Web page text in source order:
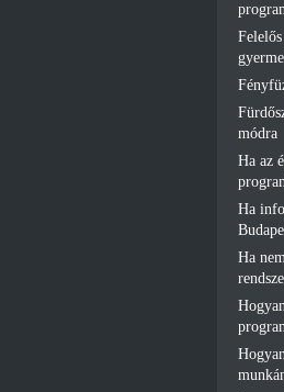
módra
Ha az
Ha
Ha